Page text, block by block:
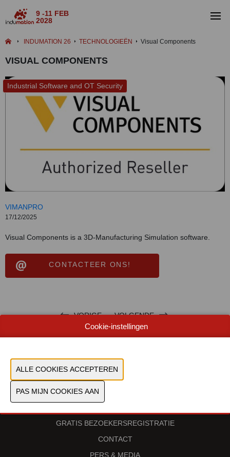
9 -11 FEB
2028
INDUMATION 26 TECHNOLOGIEËN Visual Components
VISUAL COMPONENTS
Industrial Software and OT Security
VIMANPRO
17/12/2025
Visual Components is a 3D-Manufacturing Simulation software.
CONTACTEER ONS!
VORIGE VOLGENDE
WORD EXPOSANT
GRATIS BEZOEKERSREGISTRATIE
CONTACT
PERS & MEDIA
Cookie-instellingen